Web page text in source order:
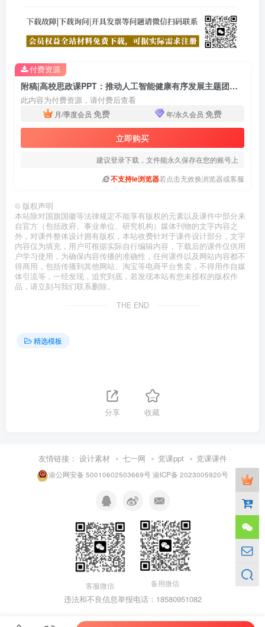
附稿|高校思政课PPT：推动人工智能健康有序发展主题团课课件
此内容为付费资源，请付费后查看
月/季度会员 免费 年/永久会员 免费
立即购买
建议登录下载，文件能永久保存在您的账号上
不支持ie浏览器若点击无效换浏览器或客服
付费资源
© 版权声明
本站除对国旗国徽等法律规定不能享有版权的元素以及课件中部分来
自官方（包括政府、事业单位、研究机构）媒体刊物的文字内容之
外，对课件整体设计拥有版权，本站收费针对于课件设计部分，文字
内容仅为填充，用户可根据实际自行编辑内容，下载后的课件仅供用
户学习使用，为确保内容传播的准确性，任何课件以及网站内容都不
得商用，包括传播到其他网站、淘宝等电商平台售卖，不得用作自媒
体引流等，一经发现，追究到底，若发现本站有您未授权的版权作
品，请立刻与我们联系删除。
THE END
精选模板
分享 收藏
友情链接： 设计素材 七一网 党课ppt 党课课件
渝公网安备 50010602503669号渝ICP备 2023005920号
客服微信 备用微信
违法和不良信息举报电话：18580951082